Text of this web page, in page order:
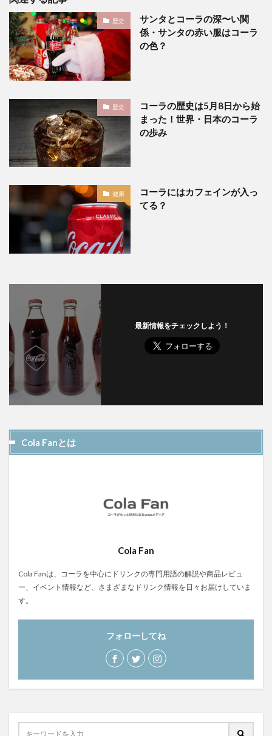
歴史
サンタとコーラの深〜い関
係・サンタの赤い服はコーラ
の色？
歴史
コーラの歴史は5月8日から始
まった！世界・日本のコーラ
の歩み
健康
コーラにはカフェインが入っ
てる？
最新情報をチェックしよう！
Cola Fanとは
Cola Fan
Cola Fanは、コーラを中心にドリンクの専門用語の解説や商品レビュ
ー、イベント情報など、さまざまなドリンク情報を日々お届けしていま
す。
フォローしてね